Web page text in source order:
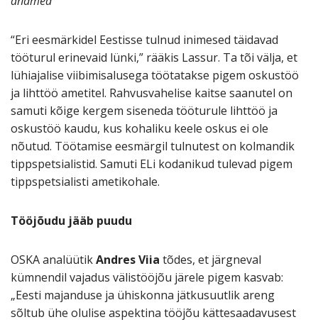
“Eri eesmärkidel Eestisse tulnud inimesed täidavad
tööturul erinevaid lünki,” rääkis Lassur. Ta tõi välja, et
lühiajalise viibimisalusega töötatakse pigem oskustöö
ja lihttöö ametitel. Rahvusvahelise kaitse saanutel on
samuti kõige kergem siseneda tööturule lihttöö ja
oskustöö kaudu, kus kohaliku keele oskus ei ole
nõutud. Töötamise eesmärgil tulnutest on kolmandik
tippspetsialistid. Samuti ELi kodanikud tulevad pigem
tippspetsialisti ametikohale.
Tööjõudu jääb puudu
OSKA analüütikAndres Viia tõdes, et järgneval
kümnendil vajadus välistööjõu järele pigem kasvab:
„Eesti majanduse ja ühiskonna jätkusuutlik areng
sõltub ühe olulise aspektina tööjõu kättesaadavusest